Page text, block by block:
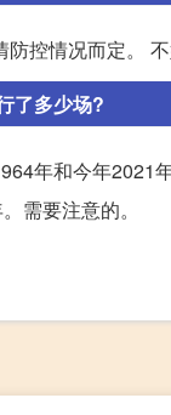
控情况而定。
了多少场?
年和今年2021
需要注意的。